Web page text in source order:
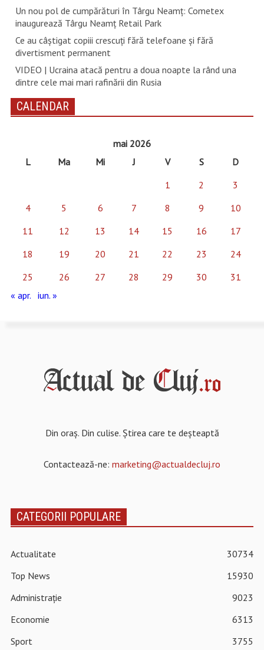
Un nou pol de cumpărături în Târgu Neamț: Cometex
inaugurează Târgu Neamț Retail Park
Ce au câștigat copiii crescuți fără telefoane și fără
divertisment permanent
VIDEO | Ucraina atacă pentru a doua noapte la rând una
dintre cele mai mari rafinării din Rusia
CALENDAR
mai 2026
L
Ma Mi J V S
D
1
2
3
4
5 6 7 8 9
10
11
12 13 14 15 16
17
18
19 20 21 22 23
24
25
26 27 28 29 30
31
« apr.
iun. »
Din oraș. Din culise. Știrea care te deșteaptă
Contactează-ne: marketing@actualdecluj.ro
CATEGORII POPULARE
Actualitate
30734
Top News
15930
Administrație
9023
Economie
6313
Sport
3755